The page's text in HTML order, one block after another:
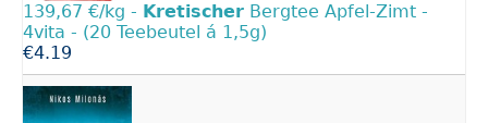
139,67 €/kg - Kretischer Bergtee Apfel-Zimt -
4vita - (20 Teebeutel á 1,5g)
€4.19